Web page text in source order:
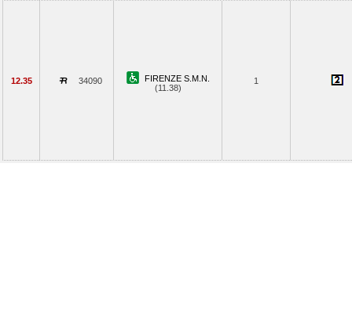
12.35 34090
FIRENZE S.M.N.
(11.38)
1